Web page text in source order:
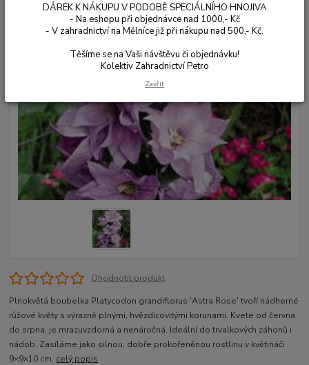
Ohodnotit produkt
Plnokvětá boubelka Platycodon grandiflorus 'Astra Rose' tvoří nádherné
růžové květy s výrazně plnými, hvězdicovitými korunami. Kvete od června
do srpna, je mrazuvzdorná a nenáročná. Ideální do trvalkových záhonů i
nádob. Zasíláme jako silnou, dobře prokořeněnou rostlinu v květináči
9×9×10 cm. celý popis
DÁREK K NÁKUPU V PODOBĚ SPECIÁLNÍHO HNOJIVA
- Na eshopu při objednávce nad 1000,- Kč
- V zahradnictví na Mělníce již při nákupu nad 500,- Kč.
Těšíme se na Vaši návštěvu či objednávku!
Kolektiv Zahradnictví Petro
Zavřít